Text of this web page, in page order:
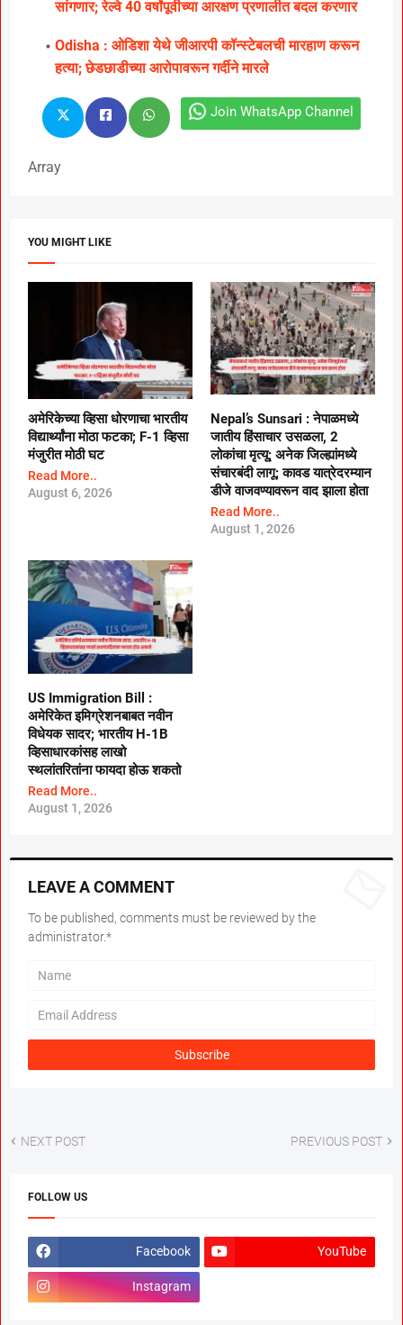
सांगणार; रेल्वे 40 वर्षांपूर्वीच्या आरक्षण प्रणालीत बदल करणार
Odisha : ओडिशा येथे जीआरपी कॉन्स्टेबलची मारहाण करून
हत्या; छेडछाडीच्या आरोपावरून गर्दीने मारले
Join WhatsApp Channel
Array
YOU MIGHT LIKE
अमेरिकेच्या व्हिसा धोरणाचा भारतीय
विद्यार्थ्यांना मोठा फटका; F-1 व्हिसा
मंजुरीत मोठी घट
Read More..
August 6, 2026
Nepal’s Sunsari : नेपाळमध्ये
जातीय हिंसाचार उसळला, 2
लोकांचा मृत्यू; अनेक जिल्ह्यांमध्ये
संचारबंदी लागू; कावड यात्रेदरम्यान
डीजे वाजवण्यावरून वाद झाला होता
Read More..
August 1, 2026
US Immigration Bill :
अमेरिकेत इमिग्रेशनबाबत नवीन
विधेयक सादर; भारतीय H-1B
व्हिसाधारकांसह लाखो
स्थलांतरितांना फायदा होऊ शकतो
Read More..
August 1, 2026
LEAVE A COMMENT
To be published, comments must be reviewed by the
administrator.*
NEXT POST PREVIOUS POST
FOLLOW US
Facebook YouTube
Instagram